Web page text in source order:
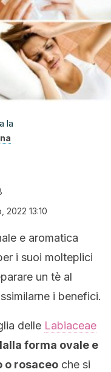
la
2022 13:10
e aromatica
i suoi molteplici
un tè al
i benefici.
delle Labiaceae
forma ovale e
o rosaceo che si